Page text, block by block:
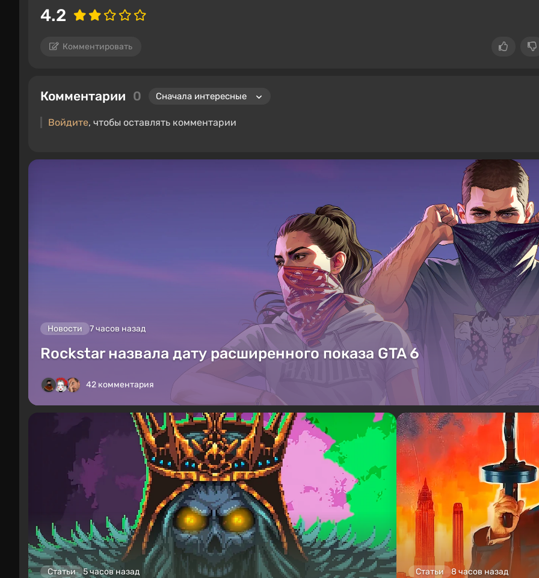
4.2
Комментировать
Комментарии 0
Войдите, чтобы оставлять комментарии
Новости 7 часов назад
Rockstar назвала дату расширенного показа GTA 6
42 комментария
Статьи 5 часов назад Статьи 8 часов назад